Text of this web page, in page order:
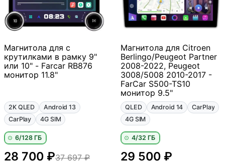
Магнитола для с
крутилками в рамку 9"
или 10" - Farcar RB876
монитор 11.8"
2K QLED
Android 13
CarPlay
4G SIM
6/128 ГБ
37 697 ₽
28 700 ₽
Магнитола для Citroen
Berlingo/Peugeot Partner
2008-2022, Peugeot
3008/5008 2010-2017 -
FarCar S500-TS10
монитор 9.5"
QLED Android 14
CarPlay
4G SIM
4/32 ГБ
29 500 ₽